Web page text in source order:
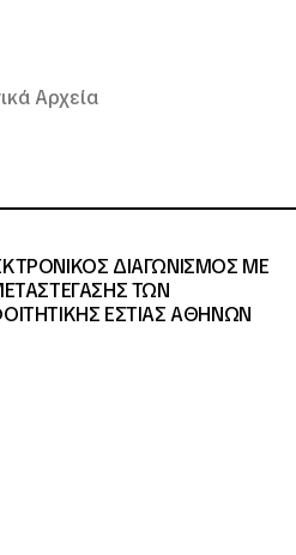
Αρχεία
ΔΙΑΓΩΝΙΣΜΟΣ ΜΕ
ΤΩΝ
ΕΣΤΙΑΣ ΑΘΗΝΩΝ